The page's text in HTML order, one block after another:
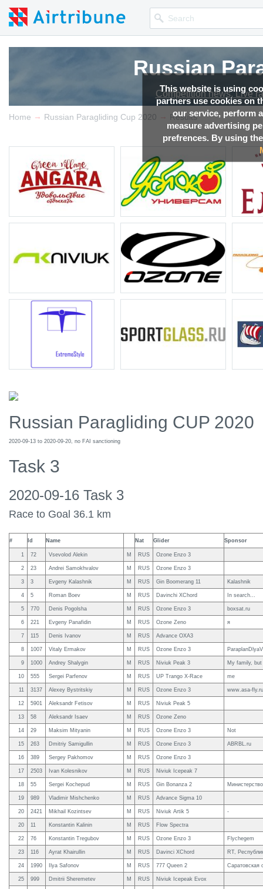
This website is using
partners use cookies on
our service, perform
measure advertising
prefrences. By using
Russian
Competition news, Live
Russian
Competition news, Live
Russian
Competition news, Live
Home → Russian Paragliding Cup 2020 → Results
Russian Paragliding CUP 2020
2020-09-13 to 2020-09-20, no FAI sanctioning
Task 3
2020-09-16 Task 3
Race to Goal 36.1 km
# Id Name Nat Glider Sponsor
1 72 Vsevolod Alekin M RUS Ozone Enzo 3
2 23 Andrei Samokhvalov M RUS Ozone Enzo 3
3 3 Evgeny Kalashnik M RUS Gin Boomerang 11 Kalashnik
4 5 Roman Boev M RUS Davinchi XChord In search...
5 770 Denis Pogolsha M RUS Ozone Enzo 3 boxsat.ru
6 221 Evgeny Panafidin M RUS Ozone Zeno я
7 115 Denis Ivanov M RUS Advance OXA3
8 1007 Vitaly Ermakov M RUS Ozone Enzo 3
9 1000 Andrey Shalygin M RUS Niviuk Peak 3 My family,
10 555 Sergei Parfenov M RUS UP Trango X-Race me
11 3137 Alexey Bystritskiy M RUS Ozone Enzo 3 www.asa-fly.ru
12 5901 Aleksandr Fetisov M RUS Niviuk Peak 5
13 58 Aleksandr Isaev M RUS Ozone Zeno
14 29 Maksim Mityanin M RUS Ozone Enzo 3 Not
15 263 Dmitriy Samigullin M RUS Ozone Enzo 3 ABRBL.ru
16 389 Sergey Pakhomov M RUS Ozone Enzo 3
17 2503 Ivan Kolesnikov M RUS Niviuk Icepeak 7
18 55 Sergei Kochepud M RUS Gin Bonanza 2
19 989 Vladimir Mishchenko M RUS Advance Sigma 10
20 2421 Mikhail Kozintsev M RUS Niviuk Artik 5 -
20 11 Konstantin Kalinin M RUS Flow Spectra
22 76 Konstantin Tregubov M RUS Ozone Enzo 3 Flychegem
23 116 Ayrat Khairullin M RUS Davinci XChord RT,
24 1990 Ilya Safonov M RUS 777 Queen 2 Саратовская
25 999 Dmitrii Sheremetev M RUS Niviuk Icepeak Evox